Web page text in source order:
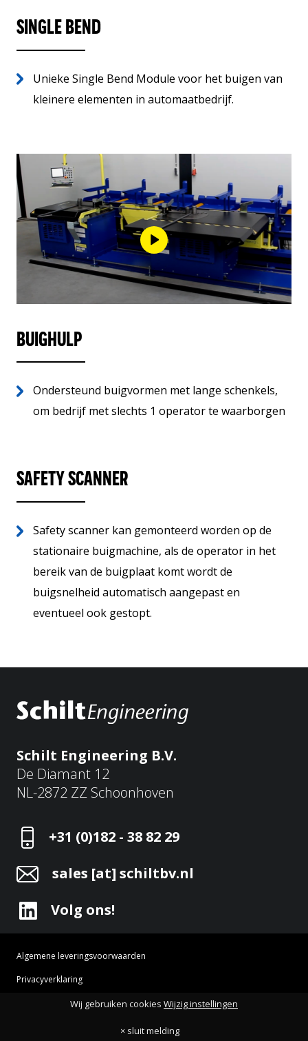
Cookie instellingen
Op onze website wordt gebruik gemaakt van cookies
Wij gebruiken cookies Wijzig instellingen
× sluit melding
OVER ONS WERELDWIJD AFTERSALES
SINGLE BEND
Unieke Single Bend Module voor het buigen van
kleinere elementen in automaatbedrijf.
BUIGHULP
Ondersteund buigvormen met lange schenkels,
om bedrijf met slechts 1 operator te waarborgen
SAFETY SCANNER
Safety scanner kan gemonteerd worden op de
stationaire buigmachine, als de operator in het
bereik van de buigplaat komt wordt de
buigsnelheid automatisch aangepast en
eventueel ook gestopt.
Schilt Engineering B.V.
De Diamant 12
NL-2872 ZZ Schoonhoven
+31 (0)182 - 38 82 29
sales [at] schiltbv.nl
Volg ons!
Algemene leveringsvoorwaarden
Privacyverklaring